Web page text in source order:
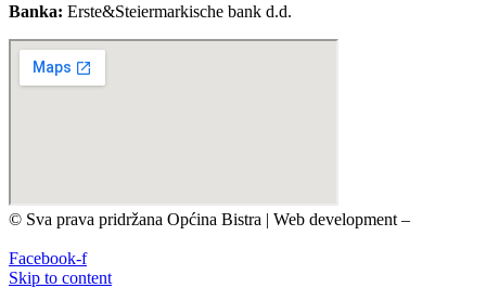
Banka: Erste&Steiermarkische bank d.d.
© Sva prava pridržana Općina Bistra | Web development –
Facebook-f
Skip to content